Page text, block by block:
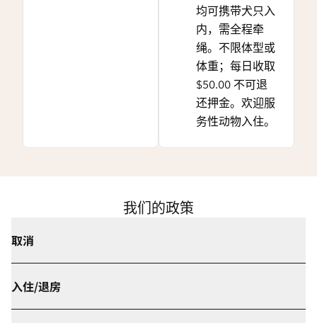
均可携带犬只入
内，需全程牵
绳。不限体型或
体重；每日收取
$50.00 不可退
还押金。欢迎服
务性动物入住。
我们的政策
取消
入住/退房